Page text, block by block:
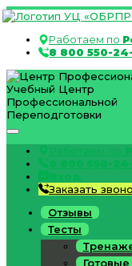
Работаем по
8 800 550-
Учебный Центр
Профессиональной
Переподготовки
Работаем по
8 800 550-
Вход
Заказать
Отзывы
Тесты